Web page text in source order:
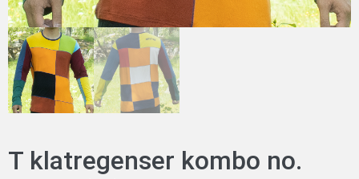
T klatregenser kombo no.